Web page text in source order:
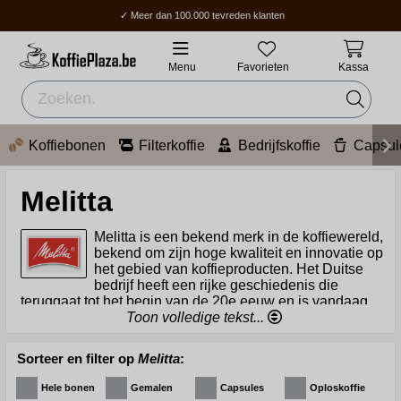
✓ Meer dan 100.000 tevreden klanten
✓ Gratis verzending boven 70 €
✓ Thuisbezorging / Afhaalpunt: 2-5 werkdagen.
Menu Favorieten Kassa
Koffiebonen Filterkoffie Bedrijfskoffie
Melitta
Melitta is een bekend merk in de koffiewereld,
bekend om zijn hoge kwaliteit en innovatie op
het gebied van koffieproducten. Het Duitse
bedrijf heeft een rijke geschiedenis die
teruggaat tot het begin van de 20e eeuw en is vandaag
de dag een wereldwijde speler op de koffiemarkt, bekend
Melitta werd in 1908 opgericht door Melitta Bentz. Zij
bracht een revolutie teweeg in het koffiezetten door het
eerste papieren koffiefilter uit te vinden. Door gaatjes in
Toon volledige tekst...
Sorteer en filter op Melitta:
Hele bonen Gemalen Capsules Oploskoffie